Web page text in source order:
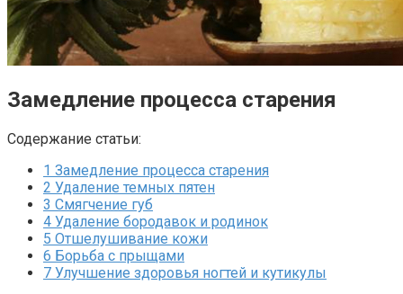
Замедление процесса старения
Содержание статьи:
1 Замедление процесса старения
2 Удаление темных пятен
3 Смягчение губ
4 Удаление бородавок и родинок
5 Отшелушивание кожи
6 Борьба с прыщами
7 Улучшение здоровья ногтей и кутикулы